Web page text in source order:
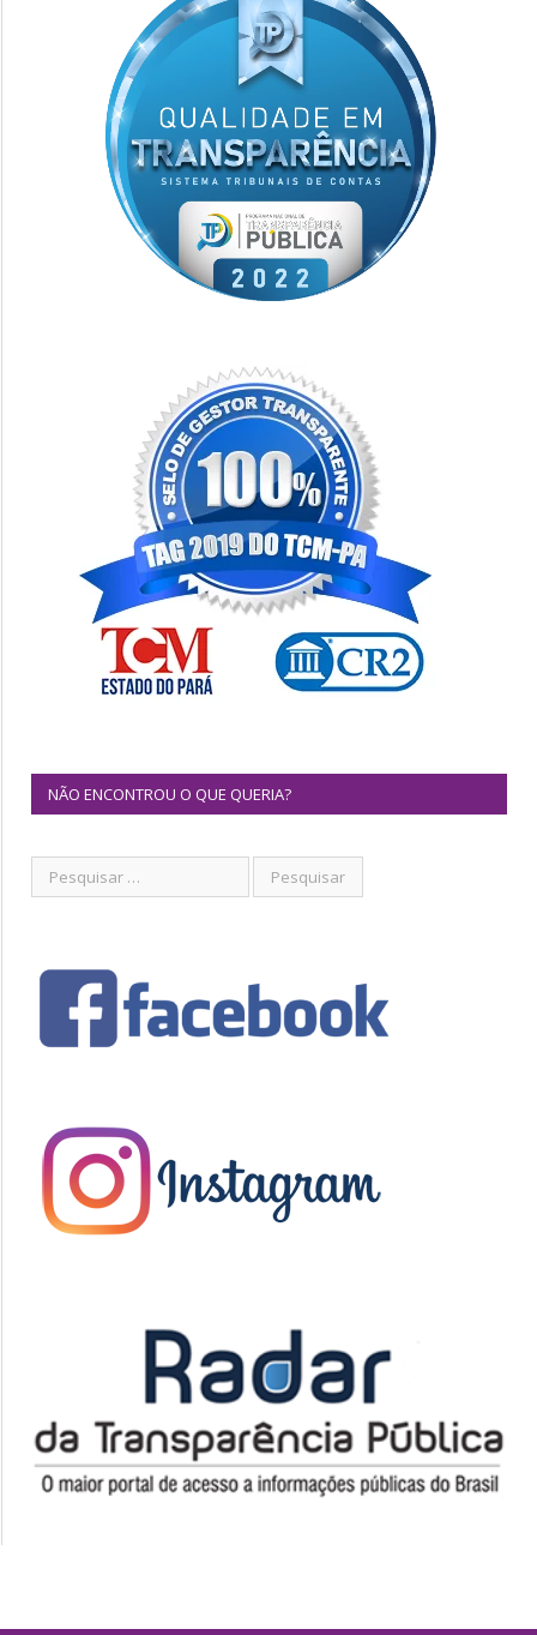
NÃO ENCONTROU O QUE QUERIA?